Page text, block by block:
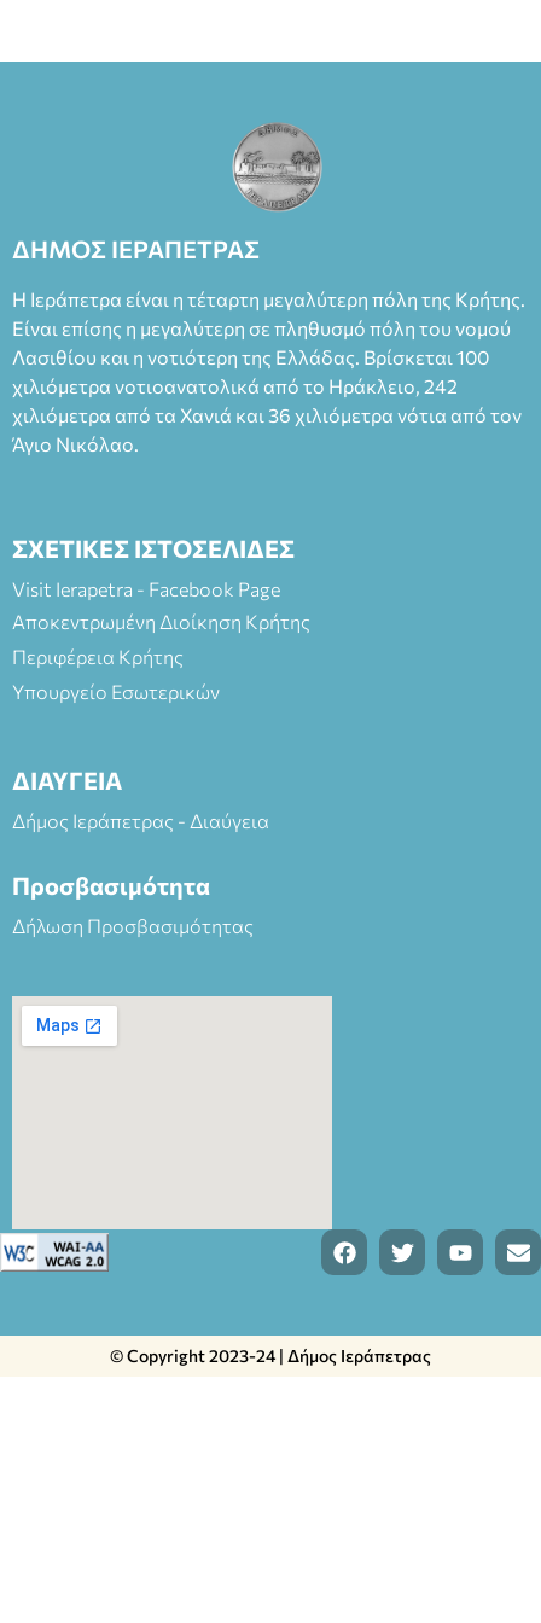
ΔΗΜΟΣ ΙΕΡΑΠΕΤΡΑΣ
Η Ιεράπετρα είναι η τέταρτη μεγαλύτερη πόλη της Κρήτης.
Είναι επίσης η μεγαλύτερη σε πληθυσμό πόλη του νομού
Λασιθίου και η νοτιότερη της Ελλάδας. Βρίσκεται 100
χιλιόμετρα νοτιοανατολικά από το Ηράκλειο, 242
χιλιόμετρα από τα Χανιά και 36 χιλιόμετρα νότια από τον
Άγιο Νικόλαο.
ΣΧΕΤΙΚΕΣ ΙΣΤΟΣΕΛΙΔΕΣ
Visit Ierapetra - Facebook Page
Αποκεντρωμένη Διοίκηση Κρήτης
Περιφέρεια Κρήτης
Υπουργείο Εσωτερικών
ΔΙΑΥΓΕΙΑ
Δήμος Ιεράπετρας - Διαύγεια
Προσβασιμότητα
Δήλωση Προσβασιμότητας
© Copyright 2023-24 | Δήμος Ιεράπετρας